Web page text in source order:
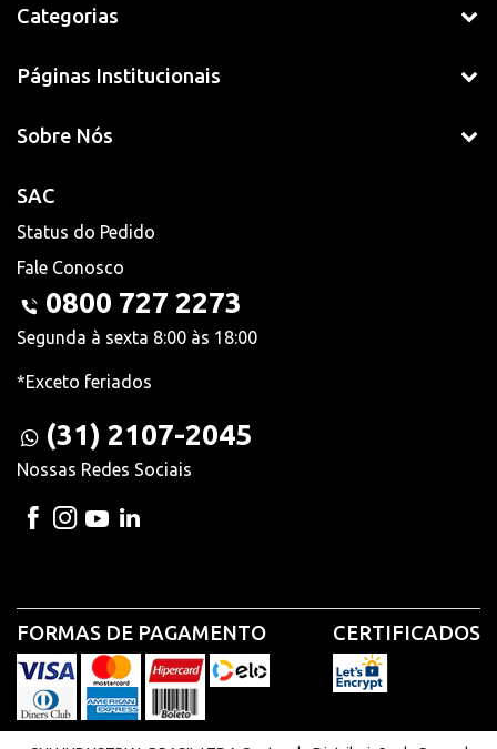
Categorias
Páginas Institucionais
Sobre Nós
SAC
Status do Pedido
Fale Conosco
0800 727 2273
Segunda à sexta 8:00 às 18:00
*Exceto feriados
(31) 2107-2045
Nossas Redes Sociais
FORMAS DE PAGAMENTO CERTIFICADOS